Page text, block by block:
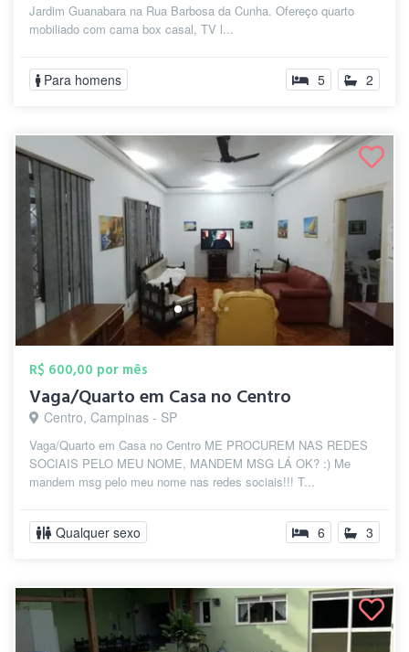
Jardim Guanabara na Rua Barbosa da Cunha. Ofereço quarto
mobiliado com cama box casal, TV l...
Para homens 5 2
R$ 600,00 por mês
Vaga/Quarto em Casa no Centro
Centro, Campinas - SP
Vaga/Quarto em Casa no Centro ME PROCUREM NAS REDES
SOCIAIS PELO MEU NOME, MANDEM MSG LÁ OK? :) Me
mandem msg pelo meu nome nas redes sociais!!! T...
Qualquer sexo 6 3